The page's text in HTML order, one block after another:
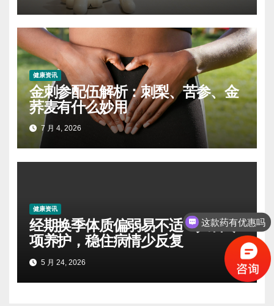
健康资讯
金刺参配伍解析：刺梨、苦参、金
荞麦有什么妙用
7 月 4, 2026
健康资讯
经期换季体质偏弱易不适！妇科专
项养护，稳住病情少反复
5 月 24, 2026
这款药有优惠吗